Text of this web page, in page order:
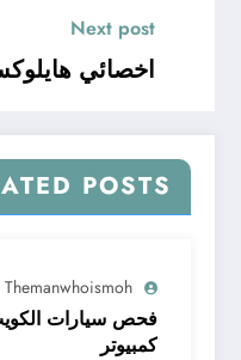
Next post
اخصائي هايلوكس الكويت /
POSTS
Themanwhoismoh
كمبيوتر